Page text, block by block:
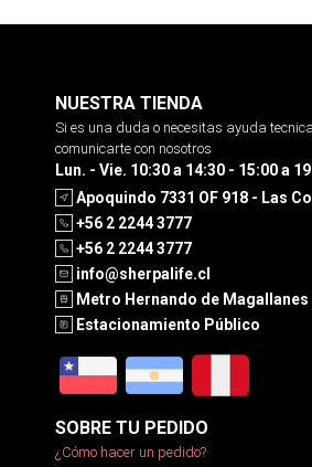
NUESTRA TIENDA
Si es una duda o necesitas ayuda
comunicarte con nosotros
Lun. - Vie. 10:30 a 14:30 - 15:00 a
Apoquindo 7331 OF 918 - Las
+56 2 2244 3777
+56 2 2244 3777
info@sherpalife.cl
Metro Hernando de Magallanes
Estacionamiento Público
SOBRE TU PEDIDO
¿Cómo hacer un pedido?